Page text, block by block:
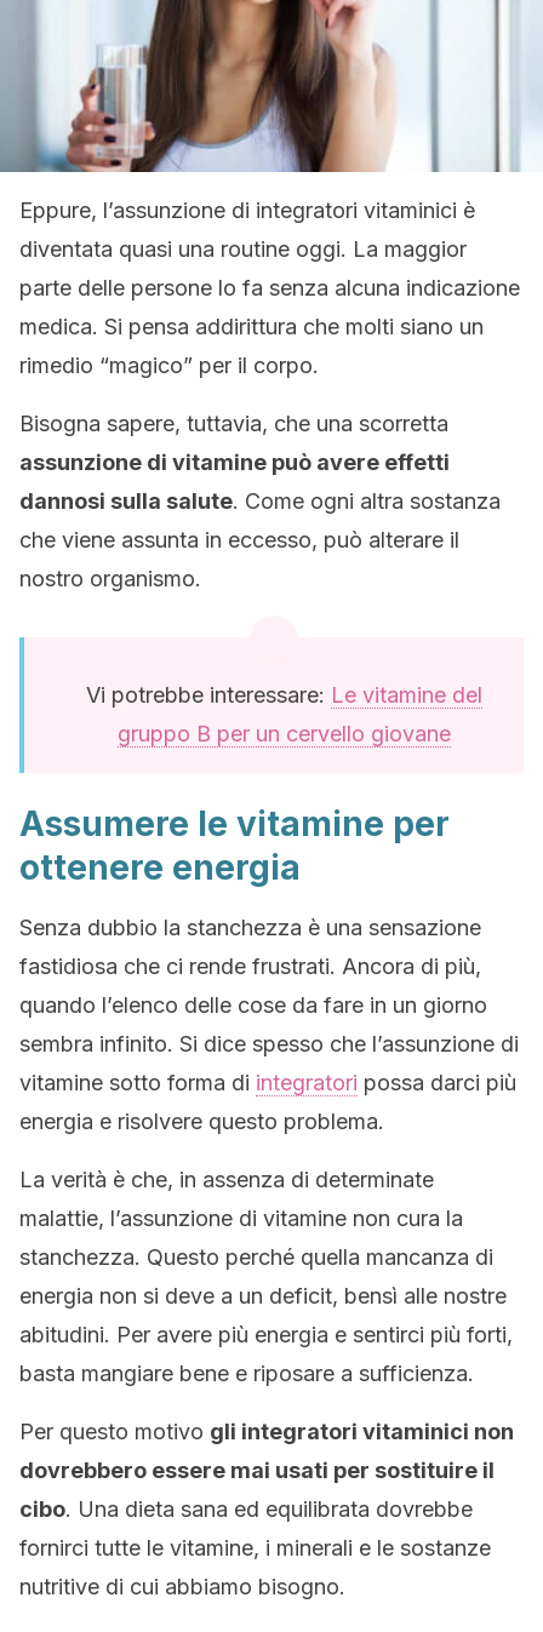
Eppure, l’assunzione di integratori vitaminici è
diventata quasi una routine oggi. La maggior
parte delle persone lo fa senza alcuna indicazione
medica. Si pensa addirittura che molti siano un
rimedio “magico” per il corpo.
Bisogna sapere, tuttavia, che una scorretta
assunzione di vitamine può avere effetti
dannosi sulla salute. Come ogni altra sostanza
che viene assunta in eccesso, può alterare il
nostro organismo.
Vi potrebbe interessare: Le vitamine del
gruppo B per un cervello giovane
Assumere le vitamine per
ottenere energia
Senza dubbio la stanchezza è una sensazione
fastidiosa che ci rende frustrati. Ancora di più,
quando l’elenco delle cose da fare in un giorno
sembra infinito. Si dice spesso che l’assunzione di
vitamine sotto forma di integratori possa darci più
energia e risolvere questo problema.
La verità è che, in assenza di determinate
malattie, l’assunzione di vitamine non cura la
stanchezza. Questo perché quella mancanza di
energia non si deve a un deficit, bensì alle nostre
abitudini. Per avere più energia e sentirci più forti,
basta mangiare bene e riposare a sufficienza.
Per questo motivo gli integratori vitaminici non
dovrebbero essere mai usati per sostituire il
cibo. Una dieta sana ed equilibrata dovrebbe
fornirci tutte le vitamine, i minerali e le sostanze
nutritive di cui abbiamo bisogno.